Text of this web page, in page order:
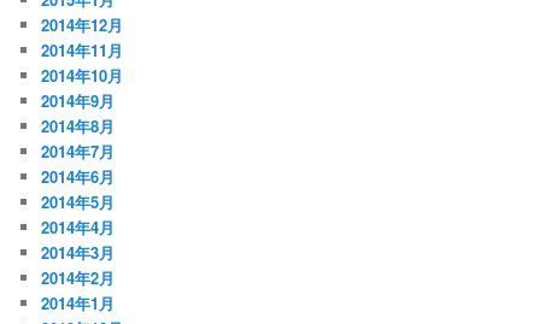
2014年12月
2014年11月
2014年10月
2014年9月
2014年8月
2014年7月
2014年6月
2014年5月
2014年4月
2014年3月
2014年2月
2014年1月